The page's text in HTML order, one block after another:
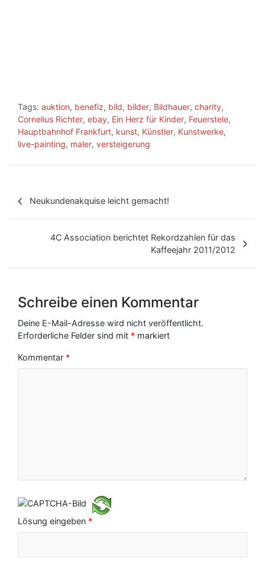
Tags: auktion, benefiz, bild, bilder, Bildhauer, charity,
Cornelius Richter, ebay, Ein Herz für Kinder, Feuerstele,
Hauptbahnhof Frankfurt, kunst, Künstler, Kunstwerke,
live-painting, maler, versteigerung
r
g
N
o
n
Neukundenakquise leicht gemacht!
4C Association berichtet Rekordzahlen für das
Kaffeejahr 2011/2012
Schreibe einen Kommentar
Deine E-Mail-Adresse wird nicht veröffentlicht.
Erforderliche Felder sind mit * markiert
Kommentar *
Lösung eingeben *